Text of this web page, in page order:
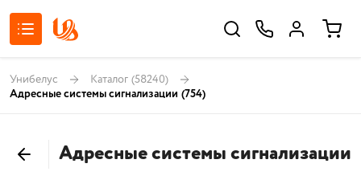
Унибелус Каталог (58240)
Адресные системы сигнализации (754)
Адресные системы сигнализации